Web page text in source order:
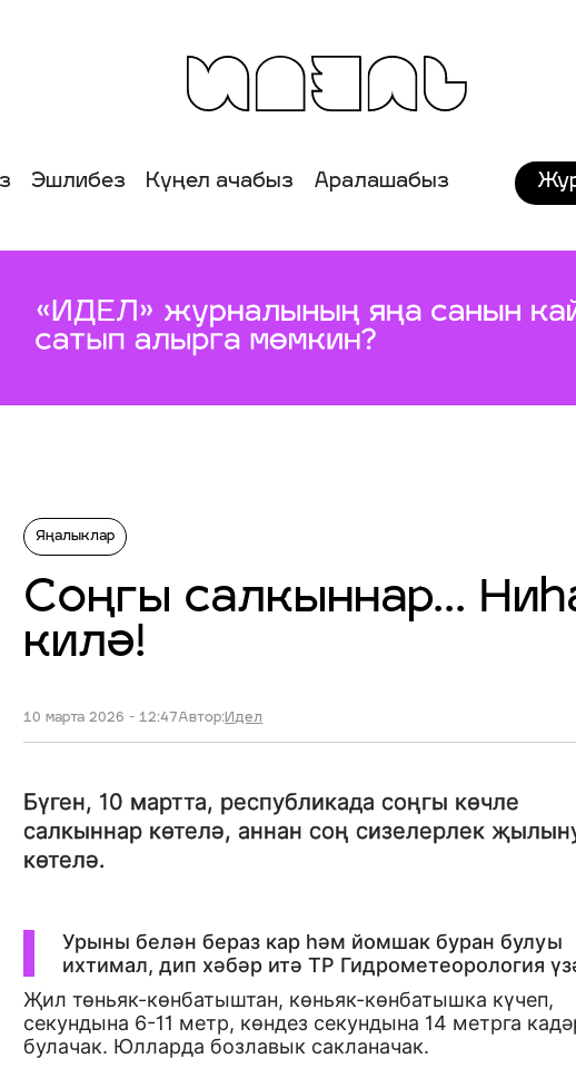
Эшлибез Күңел ачабыз Аралашабыз
Яңалыклар
Соңгы салкыннар...
килә!
10 марта 2026 - 12:47Автор:Идел
Бүген, 10 мартта, республикада соңгы көчле
салкыннар көтелә, аннан соң сизелерлек
көтелә.
Урыны белән бераз кар һәм йомшак буран булуы
ихтимал, дип хәбәр итә ТР Гидрометеорология
Җил төньяк-көнбатыштан, көньяк-көнбатышка күчеп,
секундына 6-11 метр, көндез секундына 14 метрга
булачак. Юлларда бозлавык сакланачак.